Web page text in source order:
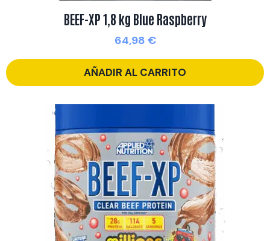
BEEF-XP 1,8 kg Blue Raspberry
64,98 €
AÑADIR AL CARRITO